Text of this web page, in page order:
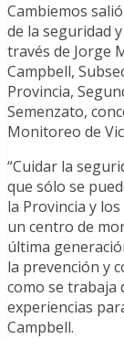
Cambiemos
de la seguridad
través de Jorge
Campbell,
Provincia,
Semenzato,
Monitoreo de
“Cuidar la
que sólo se
la Provincia y
un centro de
última
la prevención y
como se
experiencias
Campbell.